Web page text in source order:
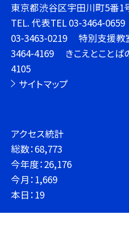
東京都渋谷区宇田川町5番1
TEL.代表TEL 03-3464-
03-3463-0219 特別支援教
3464-4169 きこえとことば
4105
サイトマップ
アクセス統計
総数：68,773
今年度：26,176
今月： 1,669
本日： 19